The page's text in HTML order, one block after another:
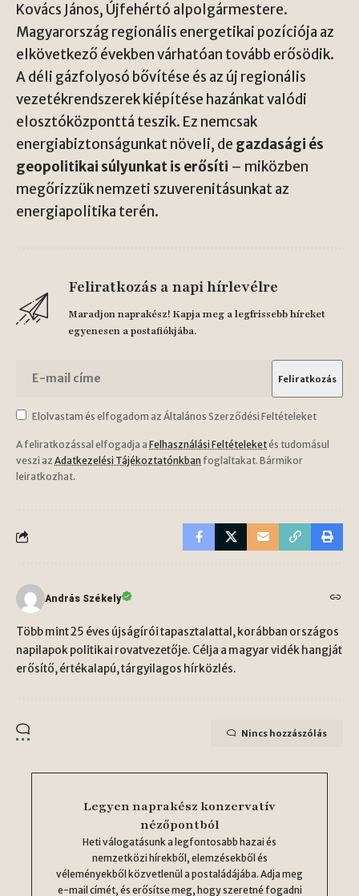
Kovács János, Újfehértó alpolgármestere.
Magyarország regionális energetikai pozíciója az
elkövetkező években várhatóan tovább erősödik.
A déli gázfolyosó bővítése és az új regionális
vezetékrendszerek kiépítése hazánkat valódi
elosztóközponttá teszik. Ez nemcsak
energiabiztonságunkat növeli, de gazdasági és
geopolitikai súlyunkat is erősíti – miközben
megőrizzük nemzeti szuverenitásunkat az
energiapolitika terén.
Feliratkozás a napi hírlevélre
Maradjon naprakész! Kapja meg a legfrissebb híreket
egyenesen a postafiókjába.
Elolvastam és elfogadom az Általános Szerződési Feltételeket
A feliratkozással elfogadja a Felhasználási Feltételeketés tudomásul
veszi az Adatkezelési Tájékoztatónkban foglaltakat. Bármikor
leiratkozhat.
András Székely
Több mint 25 éves újságírói tapasztalattal, korábban országos
napilapok politikai rovatvezetője. Célja a magyar vidék hangját
erősítő, értékalapú, tárgyilagos hírközlés.
Nincs hozzászólás
Legyen naprakész konzervatív
nézőpontból
Heti válogatásunk a legfontosabb hazai és
nemzetközi hírekből, elemzésekből és
véleményekből közvetlenül a postaládájába. Adja meg
e-mail címét, és erősítse meg, hogy szeretné fogadni